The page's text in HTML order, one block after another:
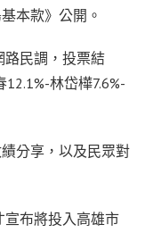
本款》公開。
路民調，投票結
林岱樺7.6%-
分享，以及民眾對
布將投入高雄市